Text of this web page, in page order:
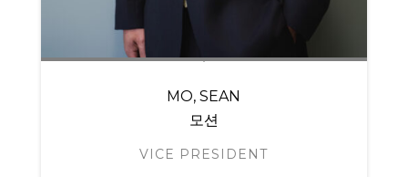
MO, SEAN
모션
VICE PRESIDENT